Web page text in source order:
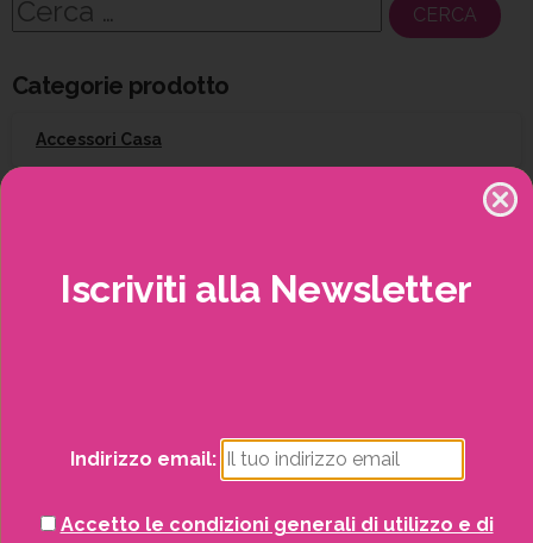
Ricerca
Categorie prodotto
Accessori Casa
Giardinaggio
Gift Card
Iscriviti alla Newsletter
Indirizzo email:
Accetto le condizioni generali di utilizzo e di